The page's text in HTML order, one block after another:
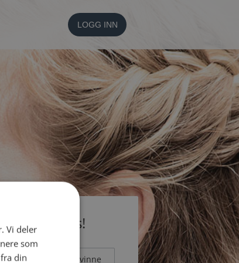
LOGG INN
gratis!
Mann Kvinne
Vi deler
som
din